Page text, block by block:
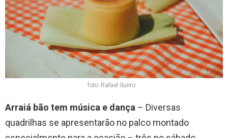
foto: Rafael Guirro
Arraiá bão tem música e dança – Diversas
quadrilhas se apresentarão no palco montado